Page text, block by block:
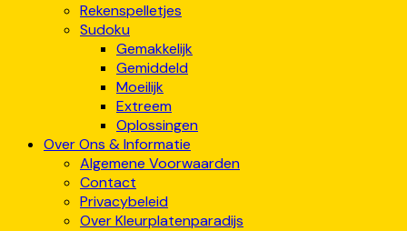
Rekenspelletjes
Sudoku
Gemakkelijk
Gemiddeld
Moeilijk
Extreem
Oplossingen
Over Ons & Informatie
Algemene Voorwaarden
Contact
Privacybeleid
Over Kleurplatenparadijs